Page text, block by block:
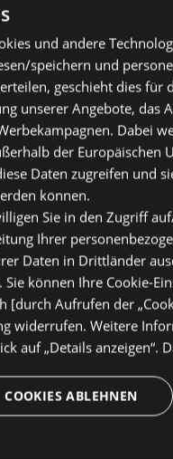
und andere
speichern und
geschieht dies für
unserer Angebote, das
Dabei
der Europäischen
Daten zugreifen und
können.
Sie in den Zugriff
Ihrer
Daten in Drittländer
Sie können Ihre Cookie-
[durch Aufrufen der
widerrufen. Weitere
auf „Details anzeigen“.
COOKIES ABLEHNEN